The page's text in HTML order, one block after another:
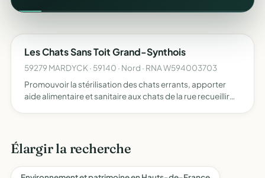
Les Chats Sans Toit Grand-Synthois
59279 MARDYCK · 59140 · Nord · RNA W594003703
Promouvoir la stérilisation des chats errants, apporter
aide alimentaire et sanitaire aux chats de la rue recueillir
Élargir la recherche